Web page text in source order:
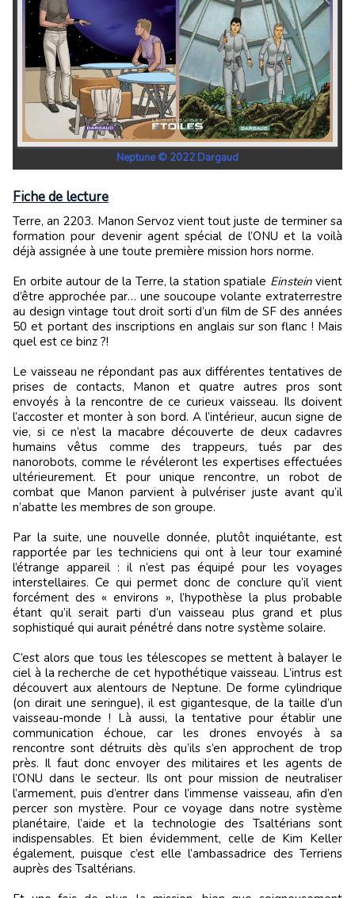
Neptune © 2022 Dargaud
Fiche de lecture
Terre, an 2203. Manon Servoz vient tout juste de terminer sa
formation pour devenir agent spécial de l’ONU et la voilà
déjà assignée à une toute première mission hors norme.
En orbite autour de la Terre, la station spatiale Einsteinvient
d’être approchée par… une soucoupe volante extraterrestre
au design vintage tout droit sorti d’un film de SF des années
50 et portant des inscriptions en anglais sur son flanc ! Mais
quel est ce binz ?!
Le vaisseau ne répondant pas aux différentes tentatives de
prises de contacts, Manon et quatre autres pros sont
envoyés à la rencontre de ce curieux vaisseau. Ils doivent
l’accoster et monter à son bord. A l’intérieur, aucun signe de
vie, si ce n’est la macabre découverte de deux cadavres
humains vêtus comme des trappeurs, tués par des
nanorobots, comme le révéleront les expertises effectuées
ultérieurement. Et pour unique rencontre, un robot de
combat que Manon parvient à pulvériser juste avant qu’il
n’abatte les membres de son groupe.
Par la suite, une nouvelle donnée, plutôt inquiétante, est
rapportée par les techniciens qui ont à leur tour examiné
l’étrange appareil : il n’est pas équipé pour les voyages
interstellaires. Ce qui permet donc de conclure qu’il vient
forcément des « environs », l’hypothèse la plus probable
étant qu’il serait parti d’un vaisseau plus grand et plus
sophistiqué qui aurait pénétré dans notre système solaire.
C’est alors que tous les télescopes se mettent à balayer le
ciel à la recherche de cet hypothétique vaisseau. L’intrus est
découvert aux alentours de Neptune. De forme cylindrique
(on dirait une seringue), il est gigantesque, de la taille d’un
vaisseau-monde ! Là aussi, la tentative pour établir une
communication échoue, car les drones envoyés à sa
rencontre sont détruits dès qu’ils s’en approchent de trop
près. Il faut donc envoyer des militaires et les agents de
l’ONU dans le secteur. Ils ont pour mission de neutraliser
l’armement, puis d’entrer dans l’immense vaisseau, afin d’en
percer son mystère. Pour ce voyage dans notre système
planétaire, l’aide et la technologie des Tsaltérians sont
indispensables. Et bien évidemment, celle de Kim Keller
également, puisque c’est elle l’ambassadrice des Terriens
auprès des Tsaltérians.